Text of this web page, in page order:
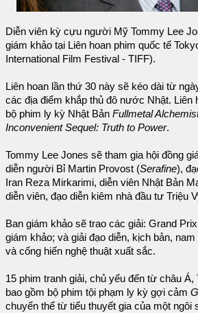
Diễn viên kỳ cựu người Mỹ Tommy Lee
giám khảo tại Liên hoan phim quốc tế
International Film Festival - TIFF).
Liên hoan lần thứ 30 này sẽ kéo dài từ
các địa điểm khắp thủ đô nước Nhật. Liên
bộ phim ly kỳ Nhật Bản Fullmetal
Inconvenient Sequel: Truth to Power.
Tommy Lee Jones sẽ tham gia hội đồng
diễn người Bỉ Martin Provost (Serafine),
Iran Reza Mirkarimi, diễn viên Nhật Bản
diễn viên, đạo diễn kiêm nhà đầu tư Triệu
Ban giám khảo sẽ trao các giải: Grand
giám khảo; và giải đạo diễn, kịch bản,
và cống hiến nghệ thuật xuất sắc.
15 phim tranh giải, chủ yếu đến từ châu Á,
bao gồm bộ phim tội phạm ly kỳ gợi cảm
chuyển thể từ tiểu thuyết gia của một ngôi